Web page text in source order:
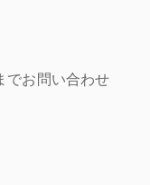
でお問い合わせ